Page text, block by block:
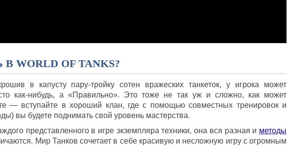
OF TANKS?
в капусту пару-тройку сотен вражеских танкеток, у игрока может
как-нибудь, а «Правильно». Это тоже не так уж и сложно, как может
— вступайте в хороший клан, где с помощью совместных тренировок и
вы будете поднимать свой уровень мастерства.
представленного в игре экземпляра техники, она вся разная и методы
Мир Танков сочетает в себе красивую и несложную игру с огромным